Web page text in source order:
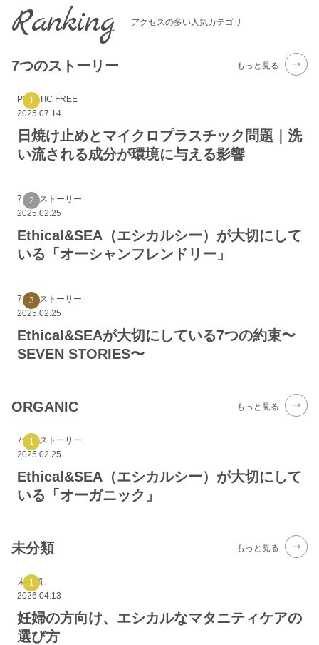
Ranking アクセスの多い人気カテゴリ
7つのストーリー もっと見る
PLASTIC FREE
2025.07.14
日焼け止めとマイクロプラスチック問題｜洗
い流される成分が環境に与える影響
7つのストーリー
2025.02.25
Ethical&SEA（エシカルシー）が大切にして
いる「オーシャンフレンドリー」
7つのストーリー
2025.02.25
Ethical&SEAが大切にしている7つの約束〜
SEVEN STORIES〜
ORGANIC もっと見る
7つのストーリー
2025.02.25
Ethical&SEA（エシカルシー）が大切にして
いる「オーガニック」
未分類 もっと見る
未分類
2026.04.13
妊婦の方向け、エシカルなマタニティケアの
選び方